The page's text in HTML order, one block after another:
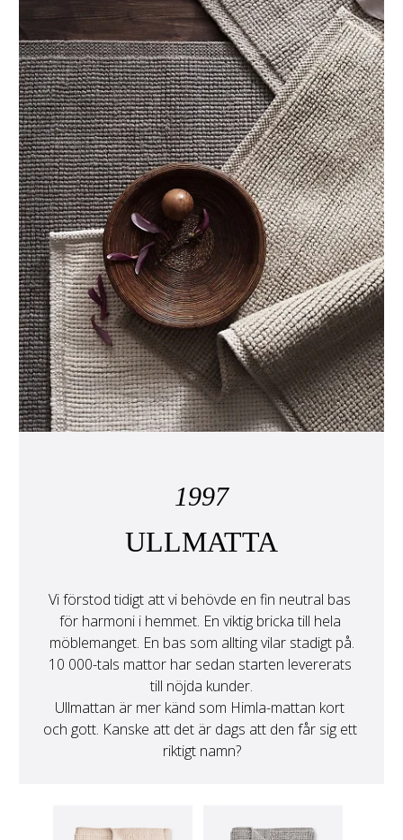
1997
ULLMATTA
Vi förstod tidigt att vi behövde en fin neutral bas
för harmoni i hemmet. En viktig bricka till hela
möblemanget. En bas som allting vilar stadigt på.
10 000-tals mattor har sedan starten levererats
till nöjda kunder.
Ullmattan är mer känd som Himla-mattan kort
och gott. Kanske att det är dags att den får sig ett
riktigt namn?